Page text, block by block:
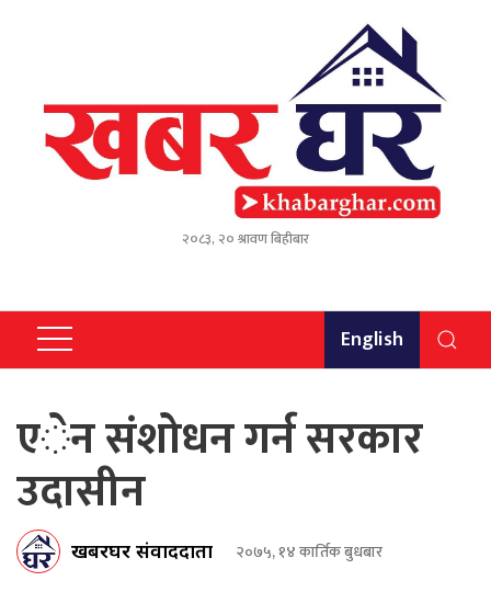
२०८३, २० श्रावण बिहीबार
English
एेन संशोधन गर्न सरकार
उदासीन
खबरघर संवाददाता २०७५, १४ कार्तिक बुधबार